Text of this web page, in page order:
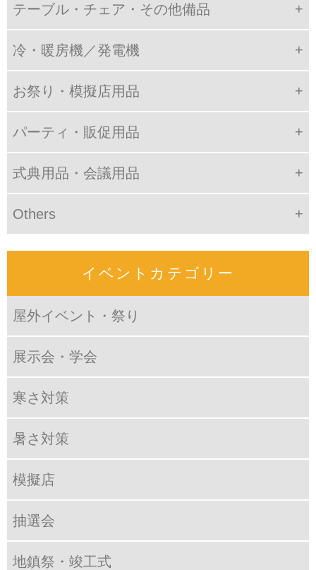
テーブル・チェア・その他備品
冷・暖房機／発電機
お祭り・模擬店用品
パーティ・販促用品
式典用品・会議用品
Others
イベントカテゴリー
屋外イベント・祭り
展示会・学会
寒さ対策
暑さ対策
模擬店
抽選会
地鎮祭・竣工式